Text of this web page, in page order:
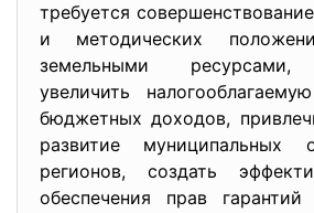
требуется
и методических
земельными ресурсами,
увеличить
бюджетных доходов,
развитие муниципальных
регионов, создать
обеспечения прав